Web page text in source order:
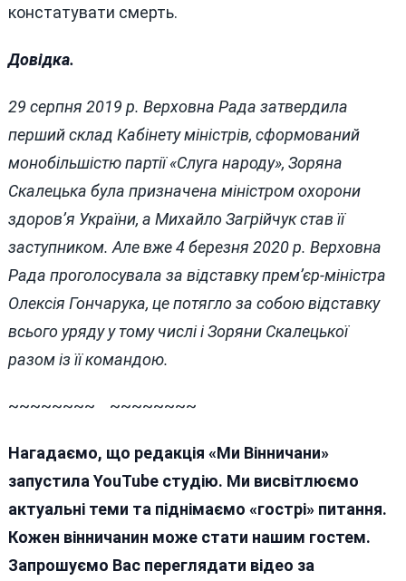
констатувати смерть.
Довідка.
29 серпня 2019 р. Верховна Рада затвердила
перший склад Кабінету міністрів, сформований
монобільшістю партії «Слуга народу», Зоряна
Скалецька була призначена міністром охорони
здоров’я України, а Михайло Загрійчук став її
заступником. Але вже 4 березня 2020 р. Верховна
Рада проголосувала за відставку прем’єр-міністра
Олексія Гончарука, це потягло за собою відставку
всього уряду у тому числі і Зоряни Скалецької
разом із її командою.
~~~~~~~~ ~~~~~~~~
Нагадаємо, що редакція «Ми Вінничани»
запустила YouTube студію. Ми висвітлюємо
актуальні теми та піднімаємо «гострі» питання.
Кожен вінничанин може стати нашим гостем.
Запрошуємо Вас переглядати відео за